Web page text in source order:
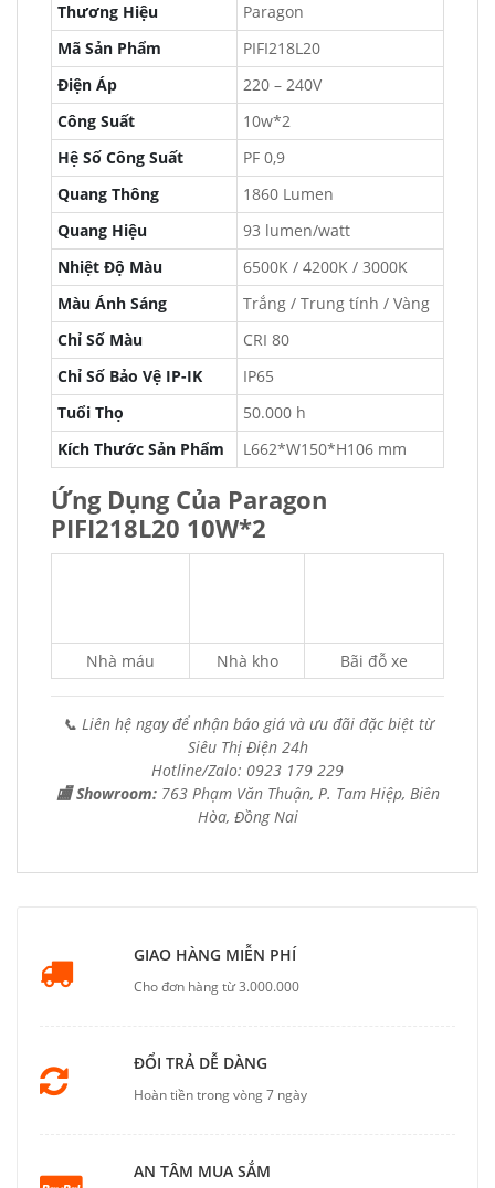
Thương Hiệu
Paragon
Mã Sản Phẩm
PIFI218L20
Điện Áp
220 – 240V
Công Suất
10w*2
Hệ Số Công Suất
PF 0,9
Quang Thông
1860 Lumen
Quang Hiệu
93 lumen/watt
Nhiệt Độ Màu
6500K / 4200K / 3000K
Màu Ánh Sáng
Trắng / Trung tính / Vàng
Chỉ Số Màu
CRI 80
Chỉ Số Bảo Vệ IP-IK
IP65
Tuổi Thọ
50.000 h
Kích Thước Sản Phẩm
L662*W150*H106 mm
Ứng Dụng Của Paragon
PIFI218L20 10W*2
Nhà máu Nhà kho Bãi đỗ xe
📞 Liên hệ ngay để nhận báo giá và ưu đãi đặc biệt từ
Siêu Thị Điện 24h
Hotline/Zalo: 0923 179 229
🏬 Showroom: 763 Phạm Văn Thuận, P. Tam Hiệp, Biên
Hòa, Đồng Nai
GIAO HÀNG MIỄN PHÍ
Cho đơn hàng từ 3.000.000
ĐỔI TRẢ DỄ DÀNG
Hoàn tiền trong vòng 7 ngày
AN TÂM MUA SẮM